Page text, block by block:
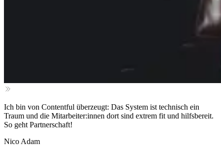
Ich bin von Contentful überzeugt: Das System ist technisch ein
Traum und die Mitarbeiter:innen dort sind extrem fit und hilfsbereit.
So geht Partnerschaft!
Nico Adam